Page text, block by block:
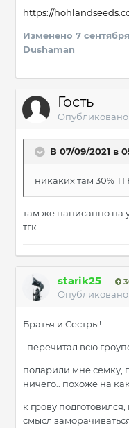
https://
Изменено 7
Dushaman
Гость
Опубликовано
В 07/09/2021 в
никаких там 30%
там же написанно на
starik25
Опубликовано
Братья и Сестры!
..перечитал всю
подарили мне семку,
ничего.. похоже на
к грову
смысл